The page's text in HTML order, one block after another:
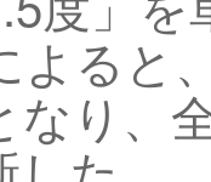
よると
なり、